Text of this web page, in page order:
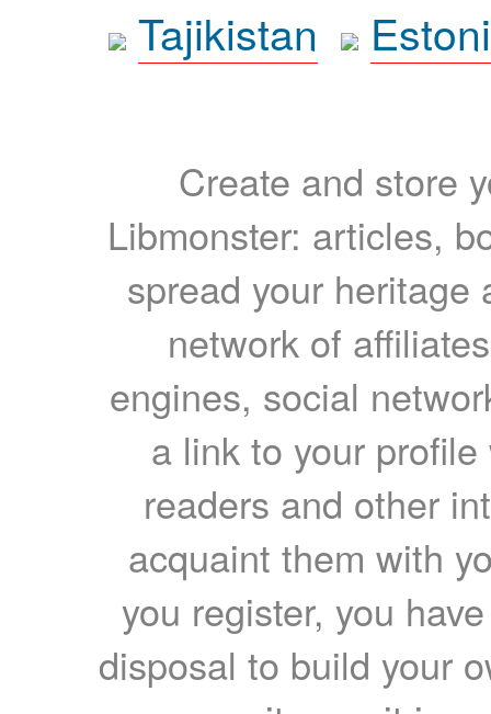
Tajikistan
Create and store
Libmonster: articles,
spread your heritage
network of
engines, social
a link to your
readers and other
acquaint them with
you register, you
disposal to build your